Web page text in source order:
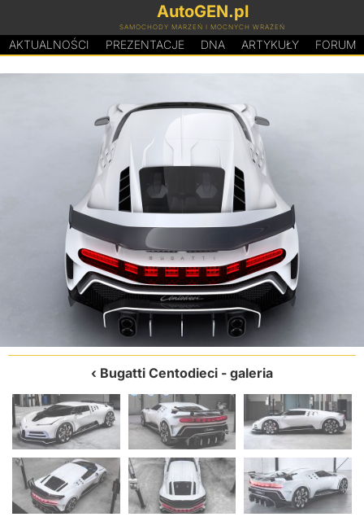
AutoGEN.pl
SAMOCHODY MARZEŃ I MOCNYCH WRAŻEŃ
AKTUALNOŚCI PREZENTACJE DNA ARTYKUŁY FORUM
Bugatti Centodieci - galeria